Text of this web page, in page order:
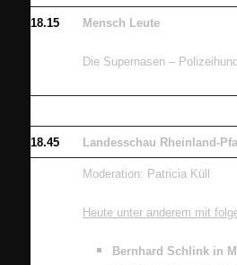
18.15 Mensch Leute
Die Supernasen –
18.45 Landesschau Rheinland-
Moderation: Patricia Küll
Heute unter anderem mit
Bernhard Schlink in